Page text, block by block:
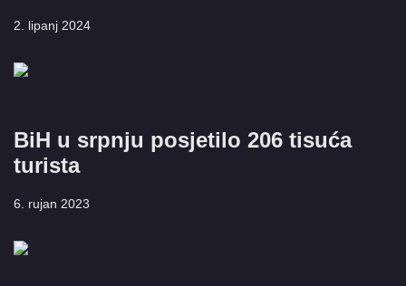
2. lipanj 2024
BiH u srpnju posjetilo 206 tisuća
turista
6. rujan 2023